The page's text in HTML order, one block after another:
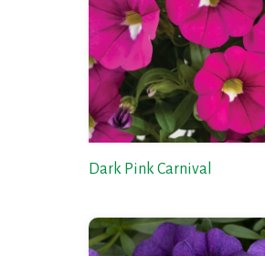
Dark Pink Carnival